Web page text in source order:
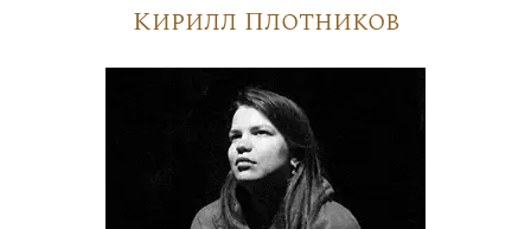
Кирилл Плотников